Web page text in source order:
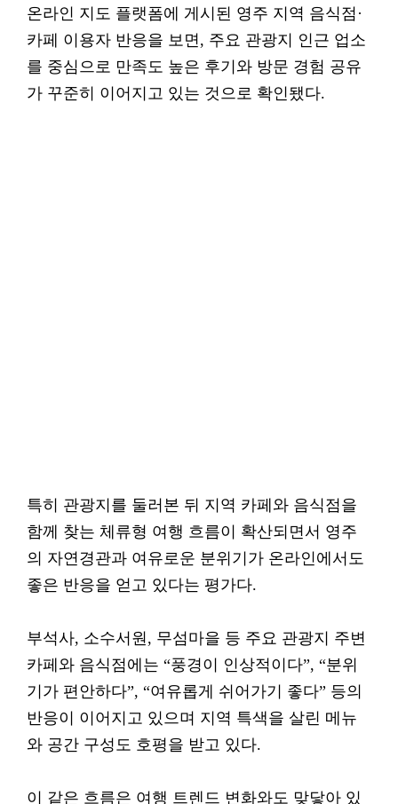
온라인 지도 플랫폼에 게시된 영주 지역 음식점·
카페 이용자 반응을 보면, 주요 관광지 인근 업소
를 중심으로 만족도 높은 후기와 방문 경험 공유
가 꾸준히 이어지고 있는 것으로 확인됐다.
특히 관광지를 둘러본 뒤 지역 카페와 음식점을
함께 찾는 체류형 여행 흐름이 확산되면서 영주
의 자연경관과 여유로운 분위기가 온라인에서도
좋은 반응을 얻고 있다는 평가다.
부석사, 소수서원, 무섬마을 등 주요 관광지 주변
카페와 음식점에는 “풍경이 인상적이다”, “분위
기가 편안하다”, “여유롭게 쉬어가기 좋다” 등의
반응이 이어지고 있으며 지역 특색을 살린 메뉴
와 공간 구성도 호평을 받고 있다.
이 같은 흐름은 여행 트렌드 변화와도 맞닿아 있